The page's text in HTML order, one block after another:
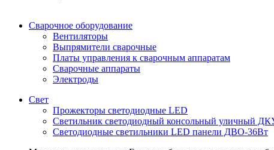
Сварочное оборудование
Вентиляторы
Выпрямители сварочные
Платы управления к сварочным аппаратам
Сварочные аппараты
Электроды
Свет
Прожекторы светодиодные LED
Светильник светодиодный консольный уличный
Светодиодные светильники LED панели ДВО-36Вт